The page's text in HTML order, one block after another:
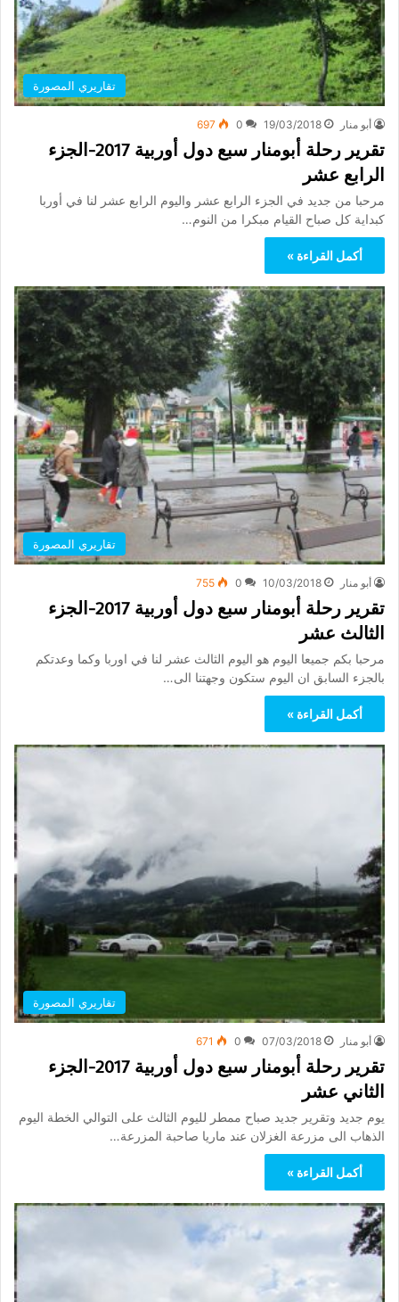
تقاريري المصورة
أبو منار 19/03/2018
0
697
تقرير رحلة أبومنار سبع دول أوربية 2017-الجزء
الرابع عشر
مرحبا من جديد في الجزء الرابع عشر واليوم الرابع عشر لنا في أوربا
كبداية كل صباح القيام مبكرا من النوم…
أكمل القراءة »
تقاريري المصورة
أبو منار 10/03/2018
0
755
تقرير رحلة أبومنار سبع دول أوربية 2017-الجزء
الثالث عشر
مرحبا بكم جميعا اليوم هو اليوم الثالث عشر لنا في اوربا وكما وعدتكم
بالجزء السابق ان اليوم ستكون وجهتنا الى…
أكمل القراءة »
تقاريري المصورة
أبو منار 07/03/2018
0
671
تقرير رحلة أبومنار سبع دول أوربية 2017-الجزء
الثاني عشر
يوم جديد وتقرير جديد صباح ممطر لليوم الثالث على التوالي الخطة اليوم
الذهاب الى مزرعة الغزلان عند ماريا صاحبة المزرعة…
أكمل القراءة »